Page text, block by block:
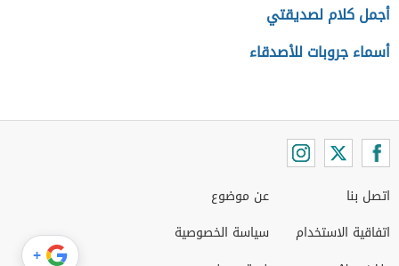
أجمل كلام لصديقتي
أسماء جروبات للأصدقاء
اتصل بنا
اتفاقية الاستخدام
عن موضوع
سياسة الخصوصية
+